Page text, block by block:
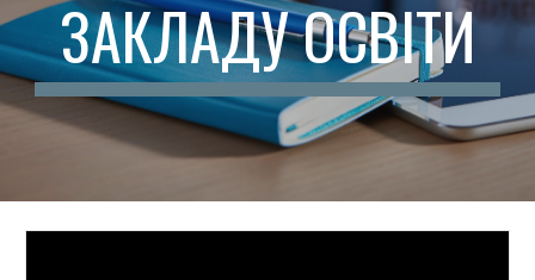
ЗАКЛАДУ ОСВІТИ